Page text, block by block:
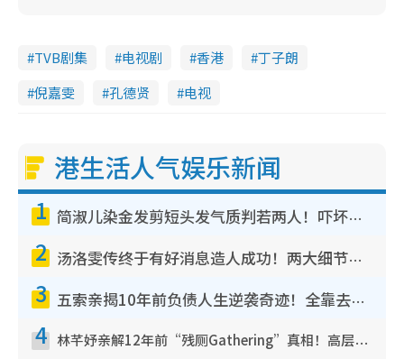
TVB剧集 电视剧 香港
丁子朗
倪嘉雯
孔德贤 电视
港生活人气娱乐新闻
1 简淑儿染金发剪短头发气质判若两人！吓坏老公麦大力都认不出：“你做什么？”
2 汤洛雯传终于有好消息造人成功！两大细节曝孕味极浓引猜测：大肚婆先会咁！
3 五索亲揭10年前负债人生逆袭奇迹！全靠去一地方转运后即遇上马先生
4 林芊妤亲解12年前“残厕Gathering”真相！高层解约一句话重创尊严，至今拒返TVB